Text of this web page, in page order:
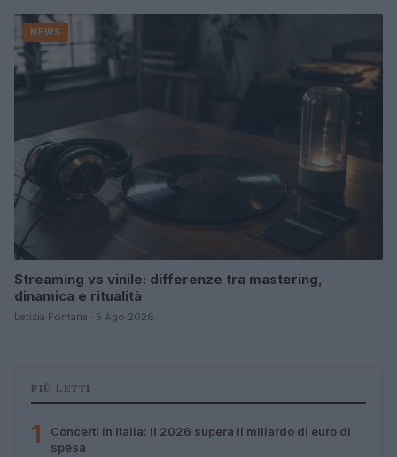
NEWS
Streaming vs vinile: differenze tra mastering,
dinamica e ritualità
Letizia Fontana · 5 Ago 2026
PIÙ LETTI
1
Concerti in Italia: il 2026 supera il miliardo di euro di
spesa